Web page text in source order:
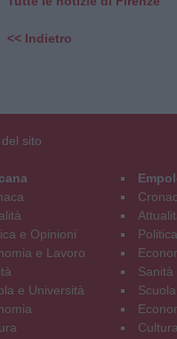
<< Indietro
sito
e Opinioni
e Lavoro
e Università
Sanità
Cultura